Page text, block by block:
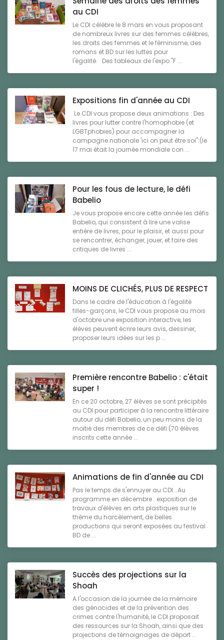
au CDI
Le CDI célèbre le 8 mars en vous proposant
de nombreux livres sur des femmes célèbres,
les droits des femmes et le féminisme, des
romans et BD sur les luttes pour
l'égalité. Des tableaux de l'expo "F ...
Expositions fin d'année au CDI
Le CDI vous propose deux animations : Des
livres pour lutter contre l'homophobie (et
LGBTphobies) pour accompagner la
campagne nationale 'ici on peut être soi":(le
17 mai était la journée mondiale con ...
Pour les fous de lecture, le défi
Babelio
Je vous propose encore cette année les défis
Babelio, qui consistent à lire une valise
entière de livres, pour le plaisir, et aussi pour
se rencontrer, échanger, jouer, et faire des
critiques de livres ...
MOINS DE CLICHÉS, PLUS DE RESPECT
Dans le cadre de l'éducation à l'égalité
filles-garçons, le CDI vous propose au mois
d'octobre une exposition interactive, les
élèves peuvent écrire leurs avis, dessiner,
proposer leurs idées sur les p ...
Première rencontre Babelio : c'était
super !
En ce 20 octobre, 27 élèves se sont précipités
au CDI pour participer à la rencontre littéraire
autour du défi Babelio, un peu moins de la
moitié des membres de ce défi (70 élèves
inscrits cette année ...
Animations de fin d'année au CDI
Pas le temps de s'ennuyer au CDI...Au
programme en décembre : exposition de
travaux d'élèves en arts plastiques sur le
thème du harcèlement, de belles
productions qui seront exposées au festival
BD de ...
Succès des projections sur la
Shoah
A l'occasion de la journée de la mémoire
des génocides et de la prévention des
crimes contre l'humanité, le CDI proposait
des ressources sur la Shoah, ainsi que des
projections de témoignages de déport ...